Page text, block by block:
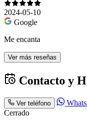
2024-05-10
Google
Me encanta
Ver más reseñas
Contacto y
Ver teléfono
Cerrado